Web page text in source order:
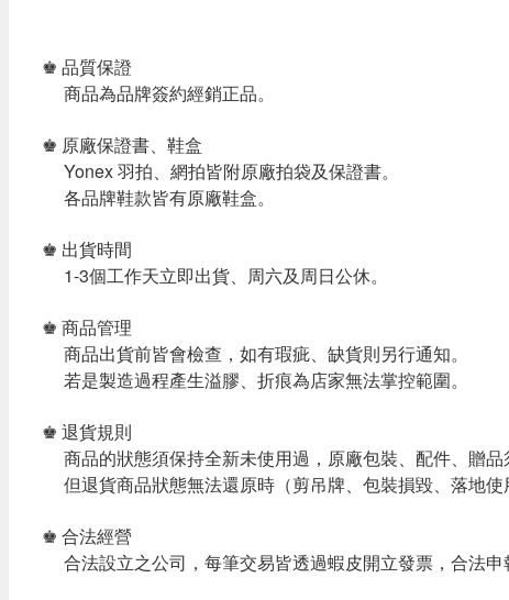
♚ 品質保證
商品為品牌簽約經銷正品。
♚ 原廠保證書、鞋盒
Yonex 羽拍、網拍皆附原廠拍袋及保證書。
各品牌鞋款皆有原廠鞋盒。
♚ 出貨時間
1-3個工作天立即出貨、周六及周日公休。
♚ 商品管理
商品出貨前皆會檢查，如有瑕疵、缺貨則另行通知。
若是製造過程產生溢膠、折痕為店家無法掌控範圍。
♚ 退貨規則
商品的狀態須保持全新未使用過，原廠包裝、配件、贈品
但退貨商品狀態無法還原時（剪吊牌、包裝損毀、落地使
♚ 合法經營
合法設立之公司，每筆交易皆透過蝦皮開立發票，合法申